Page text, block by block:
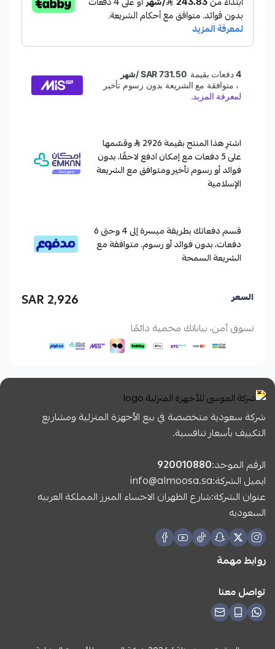
اشترِ هذا المنتج بقيمة 2926
وقسّمها
على 5 دفعات مع إمكان ادفع لاحقًا، بدون
فوائد أو رسوم تأخير ومتوافق مع الشريعة
الإسلامية
قسم دفعاتك بطريقة ميسرة إلى 4 وحتى 6
دفعات، بدون فوائد أو رسوم. متوافقة مع
الشريعة السمحة
السعر 2,926 SAR
تسوق آمن، بياناتك محمية دائمًا
شركة سعودية متخصصة في بيع الأجهزة المنزلية ومشاريع
التكييف بأسعار تنافسية.
الرقم الموحد:920010880
ايميل الشركة:info@almoosa.sa
عنوان الشركة:شارع الظهران الاحساء المبرز المملكة العربيه
السعوديه
روابط مهمة
تواصل معنا